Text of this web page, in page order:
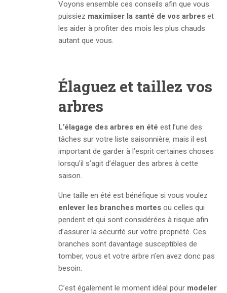
Voyons ensemble ces conseils afin que vous
puissiez maximiser la santé de vos arbres et
les aider à profiter des mois les plus chauds
autant que vous.
Élaguez et taillez vos
arbres
L’élagage des arbres en été est l’une des
tâches sur votre liste saisonnière, mais il est
important de garder à l’esprit certaines choses
lorsqu’il s’agit d’élaguer des arbres à cette
saison.
Une taille en été est bénéfique si vous voulez
enlever les branches mortes ou celles qui
pendent et qui sont considérées à risque afin
d’assurer la sécurité sur votre propriété. Ces
branches sont davantage susceptibles de
tomber, vous et votre arbre n’en avez donc pas
besoin.
C’est également le moment idéal pour modeler